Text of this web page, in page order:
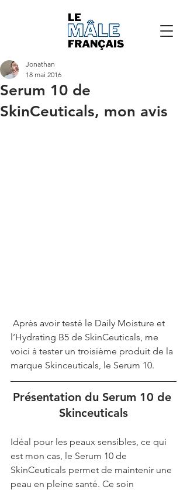
Serum 10 de
SkinCeuticals, mon avis
Jonathan
18 mai 2016
l’Hydrating B5 de SkinCeuticals, me
voici à tester un troisième produit de la
marque Skinceuticals, le Serum 10.
Présentation du Serum 10 de
Skinceuticals
Idéal pour les peaux sensibles, ce qui
est mon cas, le Serum 10 de
SkinCeuticals permet de maintenir une
peau en pleine santé. Ce soin